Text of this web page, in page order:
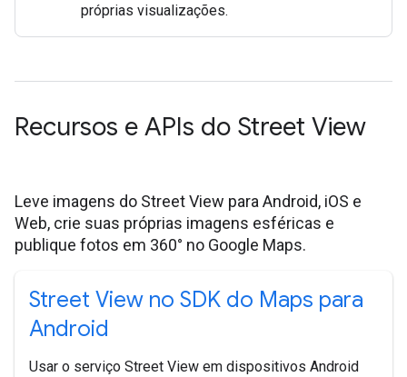
próprias visualizações.
Recursos e APIs do Street View
Leve imagens do Street View para Android, iOS e
Web, crie suas próprias imagens esféricas e
publique fotos em 360° no Google Maps.
Street View no SDK do Maps para
Android
Usar o serviço Street View em dispositivos Android